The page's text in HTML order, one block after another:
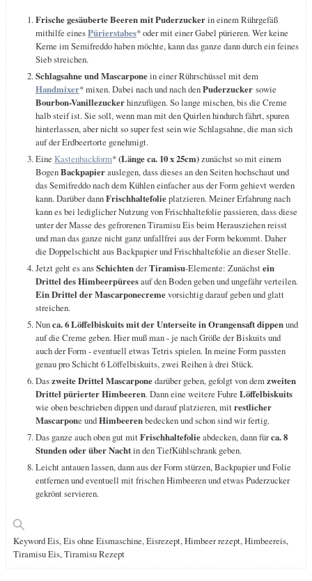
Frische gesäuberte Beeren mit Puderzuckerin einem Rührgefäß
mithilfe einesPürierstabes* oder mit einer Gabel pürieren. Wer keine
Kerne im Semifreddo haben möchte, kann das ganze dann durch ein feines
Sieb streichen.
Schlagsahne und Mascarponein einer Rührschüssel mit dem
Handmixer* mixen. Dabei nach und nach denPuderzucker sowie
Bourbon-Vanillezuckerhinzufügen. So lange mischen, bis die Creme
halb steif ist. Sie soll, wenn man mit den Quirlen hindurch fährt, spuren
hinterlassen, aber nicht so super fest sein wie Schlagsahne, die man sich
auf der Erdbeertorte genehmigt.
Eine Kastenbackform*(Länge ca. 10 x 25cm)zunächst so mit einem
BogenBackpapierauslegen, dass dieses an den Seiten hochschaut und
das Semifreddo nach dem Kühlen einfacher aus der Form gehievt werden
kann. Darüber dannFrischhaltefolieplatzieren. Meiner Erfahrung nach
kann es bei lediglicher Nutzung von Frischhaltefolie passieren, dass diese
unter der Masse des gefrorenen Tiramisu Eis beim Herausziehen reisst
und man das ganze nicht ganz unfallfrei aus der Form bekommt. Daher
die Doppelschicht aus Backpapier und Frischhaltefolie an dieser Stelle.
Jetzt geht es ansSchichtenderTiramisu-Elemente: Zunächstein
Drittel des Himbeerpüreesauf den Boden geben und ungefähr verteilen.
Ein Drittel der Mascarponecremevorsichtig darauf geben und glatt
streichen.
Nunca. 6 Löffelbiskuits mit der Unterseite in Orangensaft dippenund
auf die Creme geben. Hier muß man - je nach Größe der Biskuits und
auch der Form - eventuell etwas Tetris spielen. In meine Form passten
genau pro Schicht 6 Löffelbiskuits, zwei Reihen à drei Stück.
Daszweite Drittel Mascarponedarüber geben, gefolgt von demzweiten
Drittel pürierter Himbeeren. Dann eine weitere Fuhre Löffelbiskuits
wie oben beschrieben dippen und darauf platzieren, mitrestlicher
Mascarpone undHimbeerenbedecken und schon sind wir fertig.
Das ganze auch oben gut mitFrischhaltefolieabdecken, dann fürca. 8
Stunden oder über Nachtin den TiefKühlschrank geben.
Leicht antauen lassen, dann aus der Form stürzen, Backpapier und Folie
entfernen und eventuell mit frischen Himbeeren und etwas Puderzucker
gekrönt servieren.
KeywordEis, Eis ohne Eismaschine, Eisrezept, Himbeer rezept, Himbeereis,
Tiramisu Eis, Tiramisu Rezept